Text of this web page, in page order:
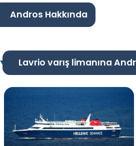
Andros Hakkında
Lavrio varış limanına